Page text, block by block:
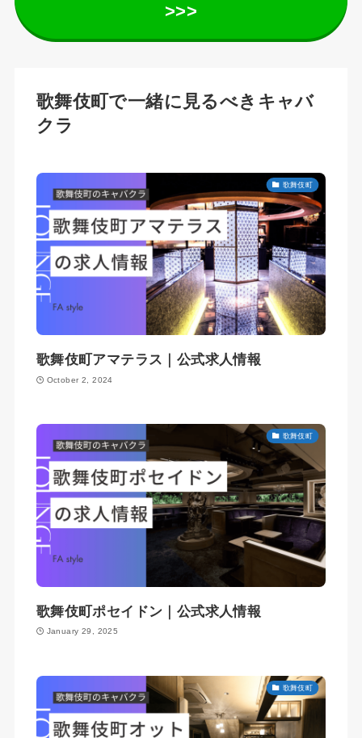
>>>
歌舞伎町で一緒に見るべきキャバ
クラ
歌舞伎町
歌舞伎町アマテラス｜公式求人情報
October 2, 2024
歌舞伎町
歌舞伎町ポセイドン｜公式求人情報
January 29, 2025
歌舞伎町